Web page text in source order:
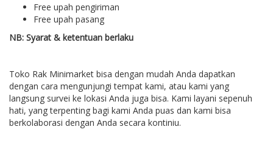
Free upah pengiriman
Free upah pasang
NB: Syarat & ketentuan berlaku
Toko Rak Minimarket bisa dengan mudah Anda dapatkan
dengan cara mengunjungi tempat kami, atau kami yang
langsung survei ke lokasi Anda juga bisa. Kami layani sepenuh
hati, yang terpenting bagi kami Anda puas dan kami bisa
berkolaborasi dengan Anda secara kontiniu.